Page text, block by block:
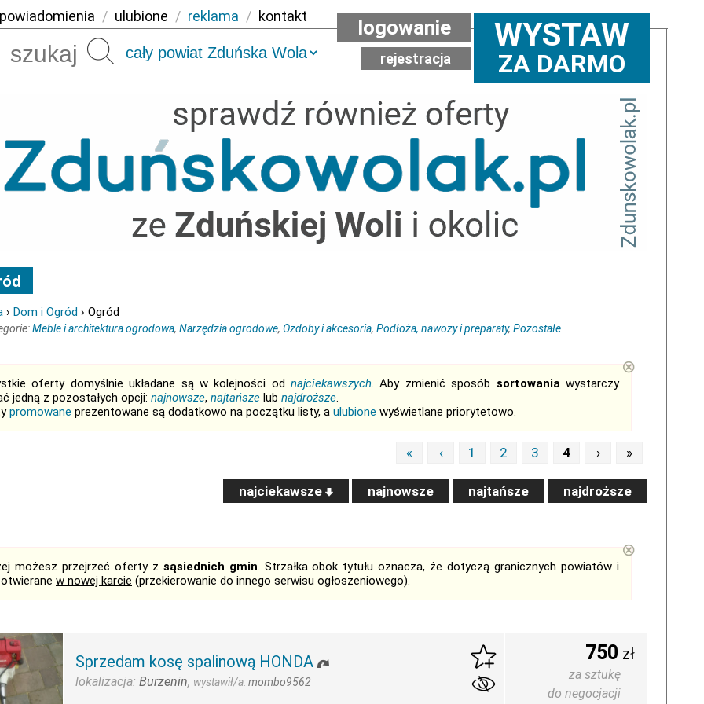
powiadomienia / ulubione / reklama / kontakt
Szukaj WYSTAW
ZA DARMO
logowanie
rejestracja
› Dom i Ogród › Ogród
Meble i architektura ogrodowa, Narzędzia ogrodowe, Ozdoby i akcesoria, Podłoża, nawozy i preparaty, Pozostałe
oferty domyślnie układane są w kolejności odnajciekawszych. Aby zmienić sposób sortowaniawystarczy
jedną z pozostałych opcji: najnowsze, najtańsze lub najdroższe.
promowane prezentowane są dodatkowo na początku listy, a ulubione wyświetlane priorytetowo.
⊗
« ‹ 1 2 3 4 › »
najciekawsze najnowsze najtańsze najdroższe
możesz przejrzeć oferty z sąsiednich gmin. Strzałka obok tytułu oznacza, że dotyczą granicznych powiatów i
w nowej karcie (przekierowanie do innego serwisu ogłoszeniowego).
⊗
Sprzedam kosę spalinową HONDA
lokalizacja: Burzenin, wystawił/a:mombo9562
750 zł
za sztukę
do negocjacji